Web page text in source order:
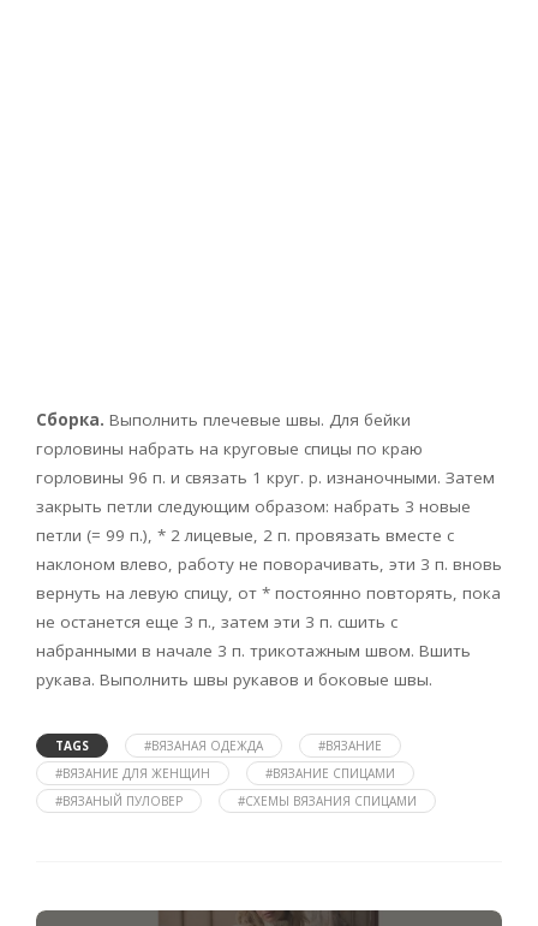
Сборка. Выполнить плечевые швы. Для бейки
горловины набрать на круговые спицы по краю
горловины 96 п. и связать 1 круг. р. изнаночными. Затем
закрыть петли следующим образом: набрать 3 новые
петли (= 99 п.), * 2 лицевые, 2 п. провязать вместе с
наклоном влево, работу не поворачивать, эти 3 п. вновь
вернуть на левую спицу, от * постоянно повторять, пока
не останется еще 3 п., затем эти 3 п. сшить с
набранными в начале 3 п. трикотажным швом. Вшить
рукава. Выполнить швы рукавов и боковые швы.
TAGS #ВЯЗАНАЯ ОДЕЖДА
#ВЯЗАНИЕ
#ВЯЗАНИЕ ДЛЯ ЖЕНЩИН
#ВЯЗАНИЕ СПИЦАМИ
#ВЯЗАНЫЙ ПУЛОВЕР
#СХЕМЫ ВЯЗАНИЯ СПИЦАМИ